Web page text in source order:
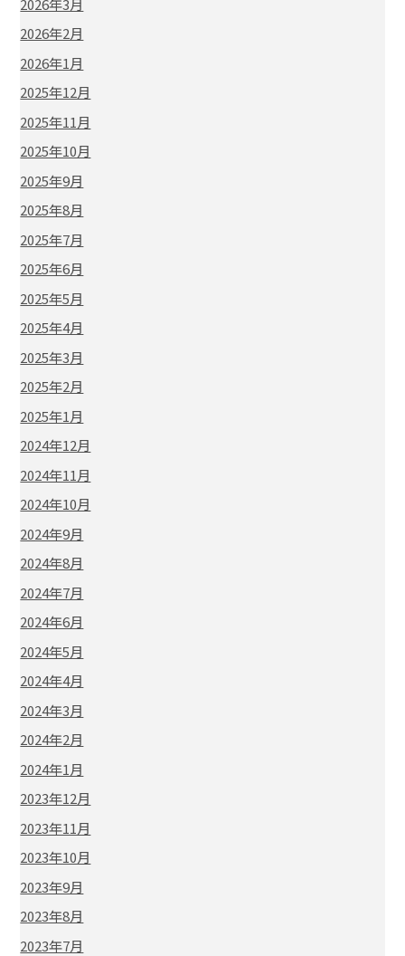
2026年3月
2026年2月
2026年1月
2025年12月
2025年11月
2025年10月
2025年9月
2025年8月
2025年7月
2025年6月
2025年5月
2025年4月
2025年3月
2025年2月
2025年1月
2024年12月
2024年11月
2024年10月
2024年9月
2024年8月
2024年7月
2024年6月
2024年5月
2024年4月
2024年3月
2024年2月
2024年1月
2023年12月
2023年11月
2023年10月
2023年9月
2023年8月
2023年7月